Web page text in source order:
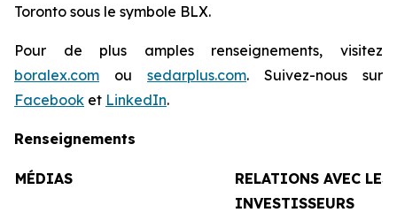
Toronto sous le symbole BLX.
Pour de plus amples renseignements, visitez
boralex.com ou sedarplus.com. Suivez-nous sur
Facebook et LinkedIn.
Renseignements
MÉDIAS
RELATIONS AVEC LES
INVESTISSEURS